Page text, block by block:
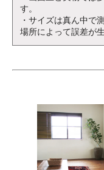
す。
・サイズは真ん中で
場所によって誤差が生